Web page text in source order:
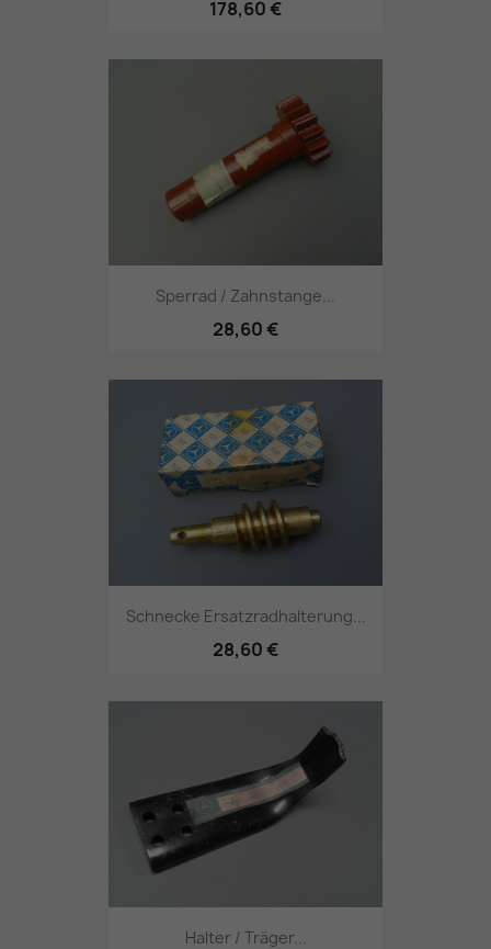
178,60 €
Sperrad / Zahnstange...
28,60 €
Schnecke Ersatzradhalterung...
28,60 €
Halter / Träger...